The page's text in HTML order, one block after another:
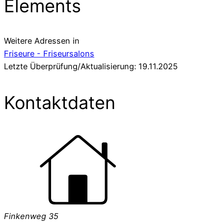
Elements
Weitere Adressen in
Friseure - Friseursalons
Letzte Überprüfung/Aktualisierung: 19.11.2025
Kontaktdaten
Finkenweg 35